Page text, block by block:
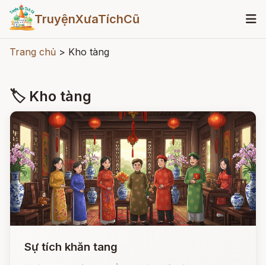
TruyệnXưaTíchCũ
Trang chủ > Kho tàng
🏷 Kho tàng
Sự tích khăn tang